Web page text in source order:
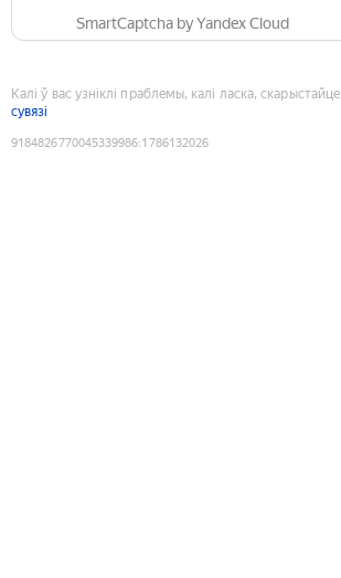
SmartCaptcha by Yandex Cloud
Калі ў вас узніклі праблемы, калі ласка, скарыстайце
сувязі
9184826770045339986:1786132026